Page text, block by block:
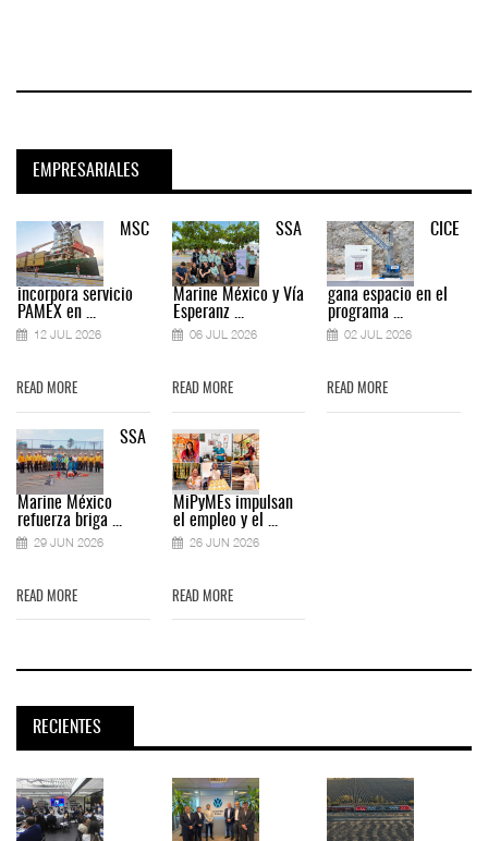
EMPRESARIALES
MSC
incorpora servicio
PAMEX en ...
12 JUL 2026
READ MORE
SSA
Marine México
refuerza briga ...
29 JUN 2026
READ MORE
SSA
Marine México y Vía
Esperanz ...
06 JUL 2026
READ MORE
MiPyMEs impulsan
el empleo y el ...
26 JUN 2026
READ MORE
CICE
gana espacio en el
programa ...
02 JUL 2026
READ MORE
RECIENTES